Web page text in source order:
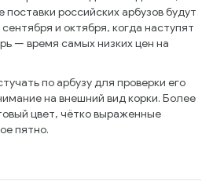
российских арбузов будут
и октября, когда наступят
— время самых низких цен на
по арбузу для проверки его
на внешний вид корки. Более
цвет, чётко выраженные
пятно.